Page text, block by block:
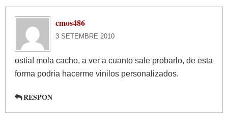
cmos486
3 SETEMBRE 2010
ostia! mola cacho, a ver a cuanto sale probarlo, de esta
forma podria hacerme vinilos personalizados.
RESPON